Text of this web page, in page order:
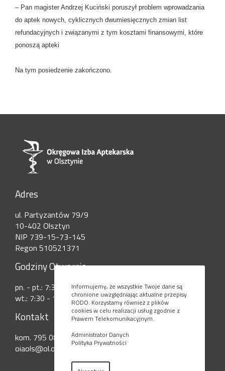
– Pan magister Andrzej Kuciński poruszył problem wprowadzania
do aptek nowych, cyklicznych dwumiesięcznych zmian list
refundacyjnych i związanymi z tym kosztami finansowymi, które
ponoszą apteki
Na tym posiedzenie zakończono.
Adres
ul. Partyzantów 79/9
10-402 Olsztyn
NIP 739-15-73-145
Regon 510521371
Godziny Otwarcia
pn. - pt.: 7:30 - 15:00
wt.: 7:30 - 17:30
Kontakt
kom. 795 080 777
oiaols@ol.onet.pl
Informujemy, że wszystkie Twoje dane są
chronione uwzględniając aktualne przepisy
RODO. Korzystamy również z plików
cookies w celu realizacji usług zgodnie z
Prawem Telekomunikacyjnym.
Administrator Danych
Polityka Prywatności